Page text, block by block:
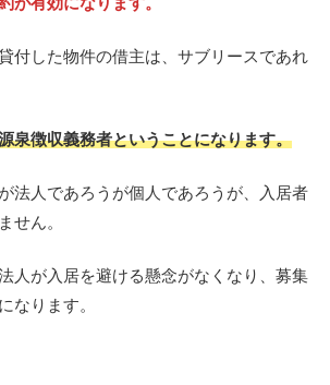
付した物件の借主は、サブリースであれ
泉徴収義務者ということになります。
法人であろうが個人であろうが、入居者
せん。
人が入居を避ける懸念がなくなり、募集
なります。